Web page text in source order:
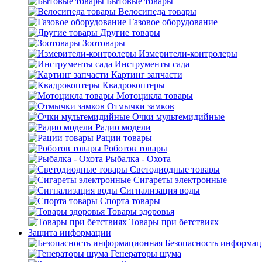
Велосипеда товары
Газовое оборудование
Другие товары
Зоотовары
Измерители-контролеры
Инструменты сада
Картинг запчасти
Квадрокоптеры
Мотоцикла товары
Отмычки замков
Очки мультемидийные
Радио модели
Рации товары
Роботов товары
Рыбалка - Охота
Светодиодные товары
Сигареты электронные
Сигнализация воды
Спорта товары
Товары здоровья
Товары при бетствиях
Защита информации
Безопасность
Генераторы шума